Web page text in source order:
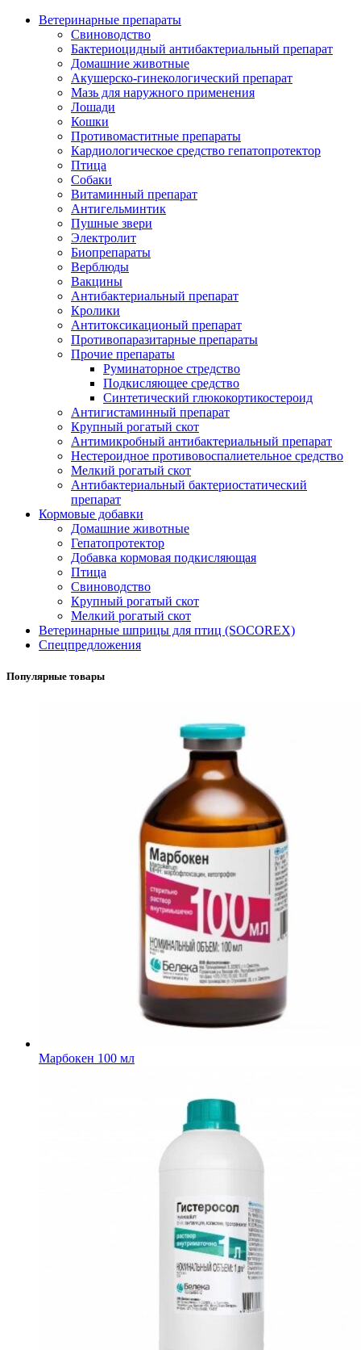
Ветеринарные препараты
Свиноводство
Бактериоцидный антибактериальный препарат
Домашние животные
Акушерско-гинекологический препарат
Мазь для наружного применения
Лошади
Кошки
Противомаститные препараты
Кардиологическое средство гепатопротектор
Птица
Собаки
Витаминный препарат
Антигельминтик
Пушные звери
Электролит
Биопрепараты
Верблюды
Вакцины
Антибактериальный препарат
Кролики
Антитоксикационый препарат
Противопаразитарные препараты
Прочие препараты
Руминаторное стредство
Подкисляющее средство
Синтетический глюкокортикостероид
Антигистаминный препарат
Крупный рогатый скот
Антимикробный антибактериальный препарат
Нестероидное противовоспалиетельное средство
Мелкий рогатый скот
Антибактериальный бактериостатический
препарат
Кормовые добавки
Домашние животные
Гепатопротектор
Добавка кормовая подкисляющая
Птица
Свиноводство
Крупный рогатый скот
Мелкий рогатый скот
Ветеринарные шприцы для птиц (SOCOREX)
Спецпредложения
Популярные товары
Марбокен 100 мл